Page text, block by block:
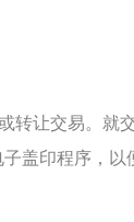
转让交易。
盖印程序，以